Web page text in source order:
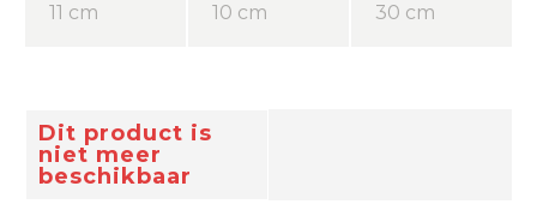
11 cm
10 cm
30 cm
Dit product is
niet meer
beschikbaar